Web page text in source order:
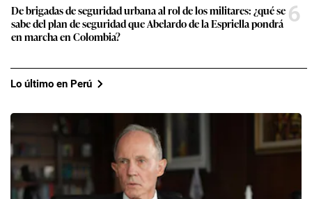
De brigadas de seguridad urbana al rol de los militares: ¿qué se
sabe del plan de seguridad que Abelardo de la Espriella pondrá
en marcha en Colombia?
6
Lo último en Perú